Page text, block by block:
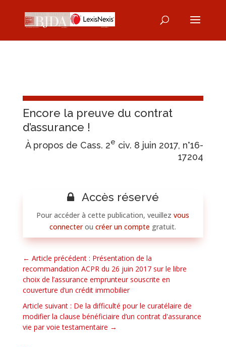
Encore la preuve du contrat
d’assurance !
À propos de Cass. 2e civ. 8 juin 2017, n°16-
17204
Accès réservé
Pour accéder à cette publication, veuillezvous
connecteroucréer un compte gratuit.
← Article précédent : Présentation de la
recommandation ACPR du 26 juin 2017 sur le libre
choix de l’assurance emprunteur souscrite en
couverture d’un crédit immobilier
Article suivant : De la difficulté pour le curatélaire de
modifier la clause bénéficiaire d’un contrat d'assurance
vie par voie testamentaire →